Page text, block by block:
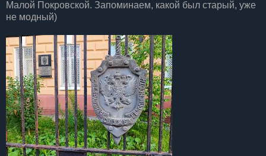
Малой Покровской. Запоминаем, какой был старый, уже
не модный)